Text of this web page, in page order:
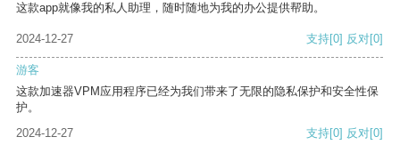
这款app就像我的私人助理，随时随地为我的办公提供帮助。
2024-12-27 支持[0] 反对[0]
游客
这款加速器VPM应用程序已经为我们带来了无限的隐私保护和安全性保
护。
2024-12-27
支持[0] 反对[0]